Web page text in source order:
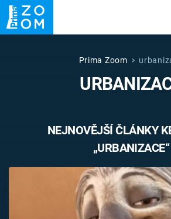
UFO DRUHÁ
VETŘELCI DÁVNOVĚKU
Prima Zoom
NEJNOVĚJŠÍ ČLÁNKY
„URBANIZACE“